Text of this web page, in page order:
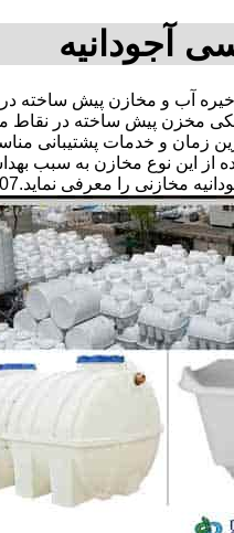
آجودانیه
آب و مخازن پیش ساخته
مخزن پیش ساخته در نقاط
زمان و خدمات پشتیبانی
نوع مخازن به سبب